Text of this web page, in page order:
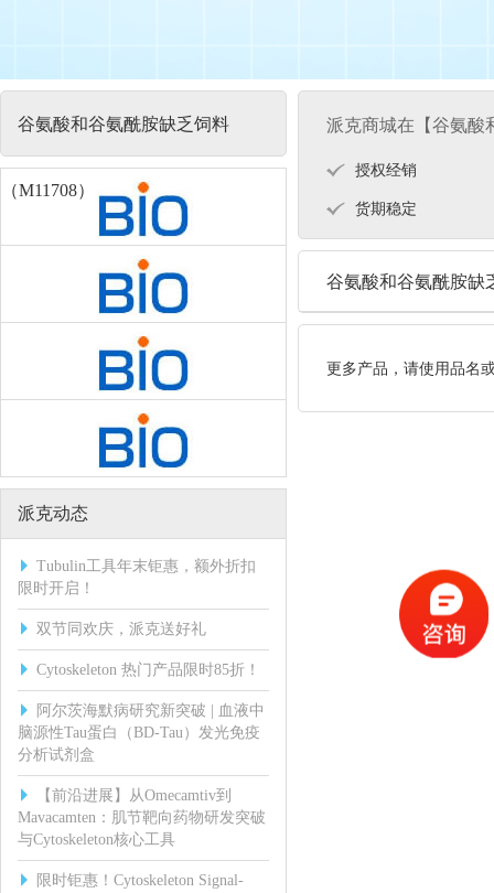
谷氨酸和谷氨酰胺缺乏饲料
（M11708） 主要品牌
派克动态
Tubulin工具年末钜惠，额外折扣
限时开启！
双节同欢庆，派克送好礼
Cytoskeleton 热门产品限时85折！
阿尔茨海默病研究新突破 | 血液中
脑源性Tau蛋白（BD-Tau）发光免疫
分析试剂盒
【前沿进展】从Omecamtiv到
Mavacamten：肌节靶向药物研发突破
与Cytoskeleton核心工具
限时钜惠！Cytoskeleton Signal-
派克商城在【谷氨酸
授权经销
货期稳定
谷氨酸和谷氨酰胺缺
更多产品，请使用品名